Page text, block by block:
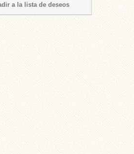
a la lista de deseos